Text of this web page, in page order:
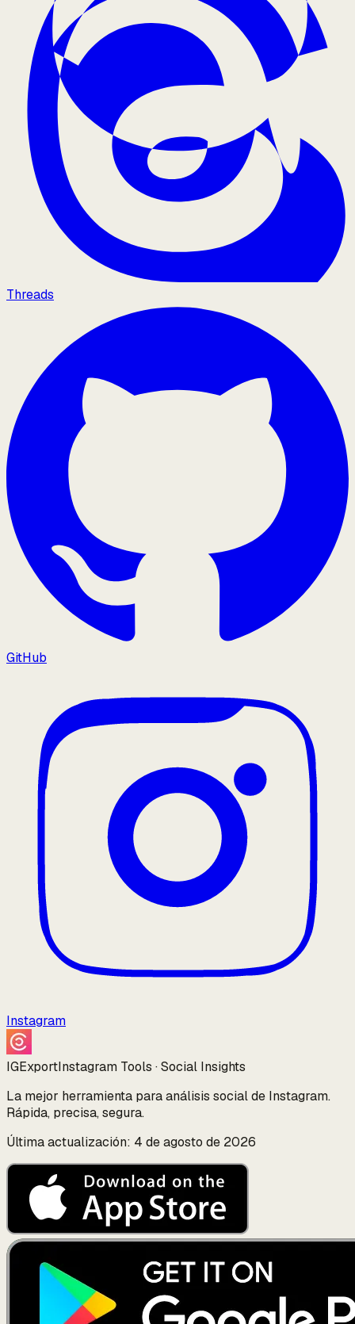
Threads
GitHub
Instagram
IGExportInstagram Tools · Social Insights
La mejor herramienta para análisis social de Instagram.
Rápida, precisa, segura.
Última actualización: 4 de agosto de 2026